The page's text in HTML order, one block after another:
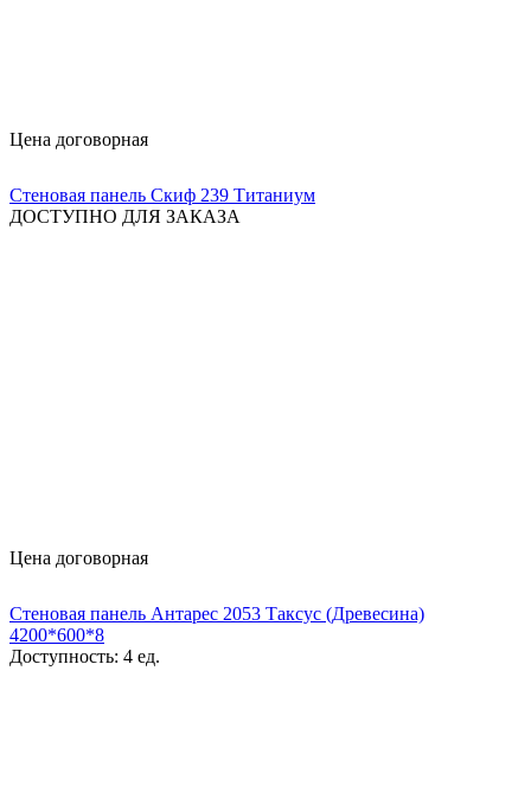
Цена договорная
Стеновая панель Скиф 239 Титаниум
ДОСТУПНО ДЛЯ ЗАКАЗА
Цена договорная
Стеновая панель Антарес 2053 Таксус (Древесина)
4200*600*8
Доступность: 4 ед.